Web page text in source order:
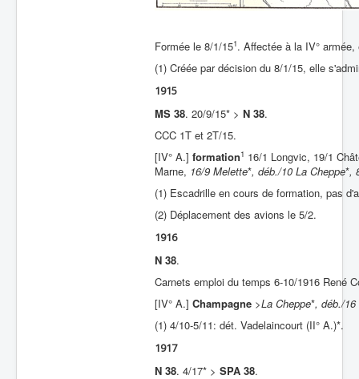
Formée le 8/1/151. Affectée à la IV°
(1) Créée par décision du 8/1/15, elle
1915
MS 38. 20/9/15* > N 38.
CCC 1T et 2T/15.
[IV° A.] formation1 16/1 Longvic, 19/1
Marne, 16/9 Melette*, déb./10 La Cheppe*,
(1) Escadrille en cours de formation, pas
(2) Déplacement des avions le 5/2.
1916
N 38.
Carnets emploi du temps 6-10/1916 René
[IV° A.] Champagne >La Cheppe*, déb./16
(1) 4/10-5/11: dét. Vadelaincourt (II° A.)*.
1917
N 38. 4/17* > SPA 38.